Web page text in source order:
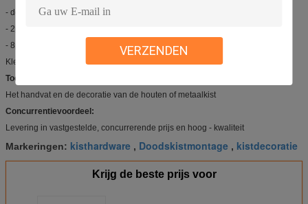
VERZENDEN
- de handvaten van 16pcs zamak
- 2pcs snakken ijzerbar en korte het ijzerbar van 2pcs
- 8pcs plastic eind
Kleur: goud, zilver of brons
Toepassingen:
Het handvat en de decoratie van de houten of metaalkist
Concurrentievoordeel:
Levering in vastgestelde, concurrerende prijs en hoog - kwaliteit
Markeringen: kisthardware , Doodskistmontage , kistdecoratie
Krijg de beste prijs voor